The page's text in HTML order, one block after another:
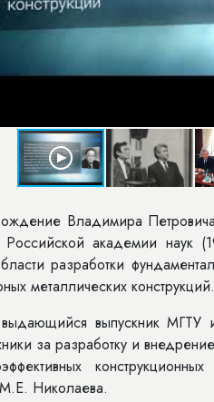
Владимира
академии наук
разработки
металлических конструкций.
выпускник МГТУ
за разработку и
Николаева.